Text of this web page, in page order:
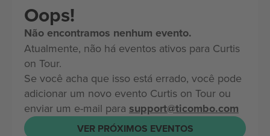
Oops!
Não encontramos nenhum evento.
Atualmente, não há eventos ativos para Curtis
on Tour.
Se você acha que isso está errado, você pode
adicionar um novo evento Curtis on Tour ou
enviar um e-mail para support@ticombo.com
VER PRÓXIMOS EVENTOS